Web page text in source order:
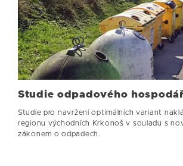
Studie odpadového
Studie pro navržení optimálních variant
regionu východních Krkonoš v souladu s
zákonem o odpadech.